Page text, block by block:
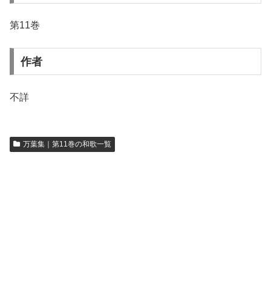
第11巻
作者
不詳
万葉集｜第11巻の和歌一覧